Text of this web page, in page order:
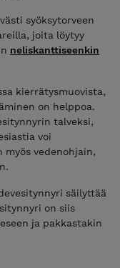
syöksytorveen
joita löytyy
neliskanttiseenkin
kierrätysmuovista,
on helppoa.
talveksi,
voi
myös vedenohjain,
säilyttää
on siis
ja pakkastakin